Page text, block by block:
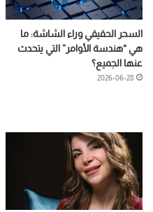
السحر الحقيقي وراء الشاشة: ما
هي “هندسة الأوامر” التي يتحدث
عنها الجميع؟
2026-06-28